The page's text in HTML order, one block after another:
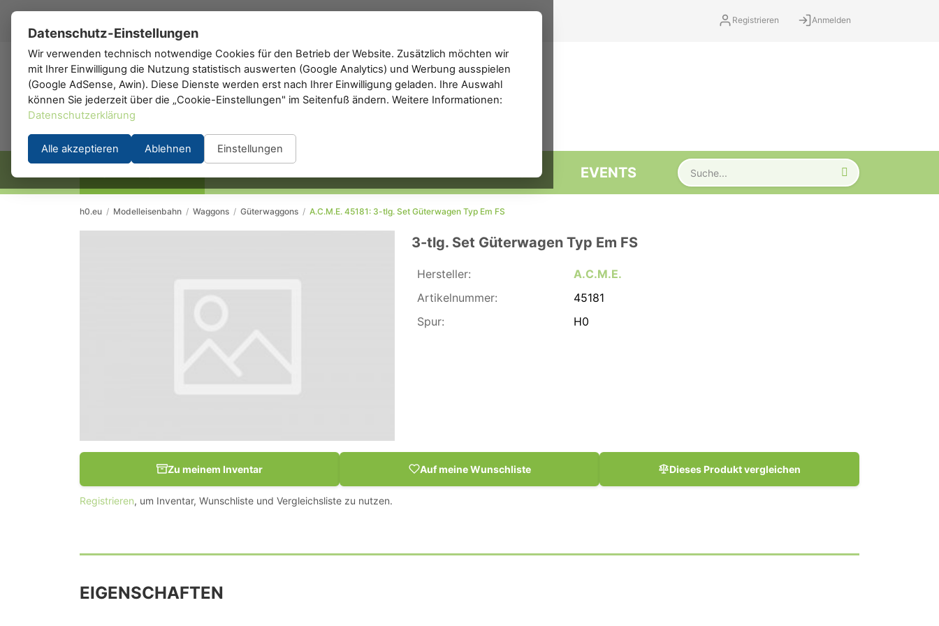
Registrieren Anmelden
h0 .de
FORUM EVENTS
h0.eu / Modelleisenbahn / Waggons / Güterwaggons / A.C.M.E. 45181: 3-tlg. Set Güterwagen Typ Em FS
3-tlg. Set Güterwagen Typ Em FS
Hersteller:
A.C.M.E.
Artikelnummer:
45181
Spur:
H0
Zu meinem Inventar Auf meine Wunschliste Dieses Produkt vergleichen
Registrieren, um Inventar, Wunschliste und Vergleichsliste zu nutzen.
EIGENSCHAFTEN
Datenschutz-Einstellungen
Wir verwenden technisch notwendige Cookies für den Betrieb der Website. Zusätzlich möchten wir
mit Ihrer Einwilligung die Nutzung statistisch auswerten (Google Analytics) und Werbung ausspielen
(Google AdSense, Awin). Diese Dienste werden erst nach Ihrer Einwilligung geladen. Ihre Auswahl
können Sie jederzeit über die „Cookie-Einstellungen" im Seitenfuß ändern. Weitere Informationen:
Datenschutzerklärung
Alle akzeptieren Ablehnen Einstellungen